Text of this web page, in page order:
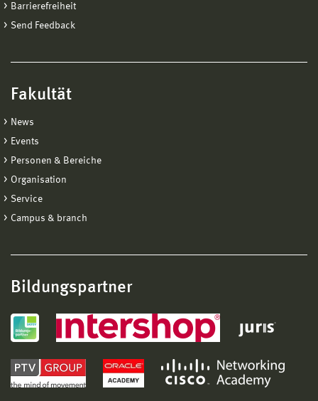
Barrierefreiheit
Send Feedback
Fakultät
News
Events
Personen & Bereiche
Organisation
Service
Campus & branch
Bildungspartner